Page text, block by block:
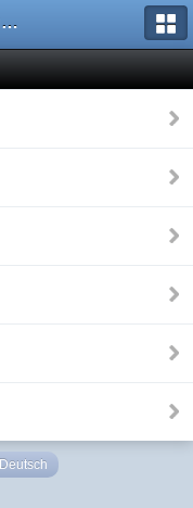
Bodenfundforum.com
Deutsch